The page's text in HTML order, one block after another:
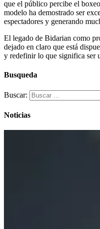
que el público percibe el
modelo ha demostrado ser
espectadores y generando
El legado de Bidarian como
dejado en claro que está
y redefinir lo que significa ser
Busqueda
Buscar:
Noticias